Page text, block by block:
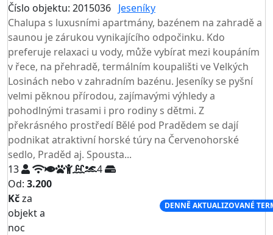
Číslo objektu: 2015036 Jeseníky
Chalupa s luxusními apartmány, bazénem na zahradě a
saunou je zárukou vynikajícího odpočinku. Kdo
preferuje relaxaci u vody, může vybírat mezi koupáním
v řece, na přehradě, termálním koupališti ve Velkých
Losinách nebo v zahradním bazénu. Jeseníky se pyšní
velmi pěknou přírodou, zajímavými výhledy a
pohodlnými trasami i pro rodiny s dětmi. Z
překrásného prostředí Bělé pod Pradědem se dají
podnikat atraktivní horské túry na Červenohorské
sedlo, Praděd aj. Spousta...
13
4
Od: 3.200
Kčza
objekt a
noc
DENNĚ AKTUALIZOVANÉ